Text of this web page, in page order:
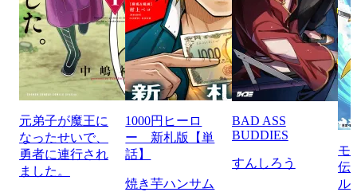
元弟子が魔王に
なったせいで、
勇者に連行され
ました。
1000円ヒーロ
ー 新札版【単
話】
焼き芋ハンサム
BAD ASS
BUDDIES
すんしろう
モ
伝
ル